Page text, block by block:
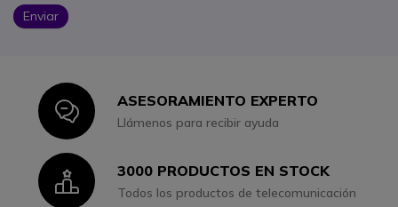
Enviar
IconASESORAMIENTO EXPERTO
Llámenos para recibir ayuda
Icon3000 PRODUCTOS EN STOCK
Todos los productos de telecomunicación